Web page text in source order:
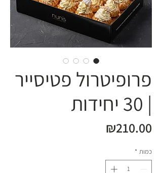
פרופיטרול פטיסייר
| 30 יחידות
₪210.00
כמות *